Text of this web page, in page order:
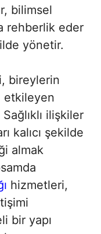
bilimsel
rehberlik eder
yönetir.
bireylerin
etkileyen
ilişkiler
kalıcı şekilde
almak
hizmetleri,
bir yapı